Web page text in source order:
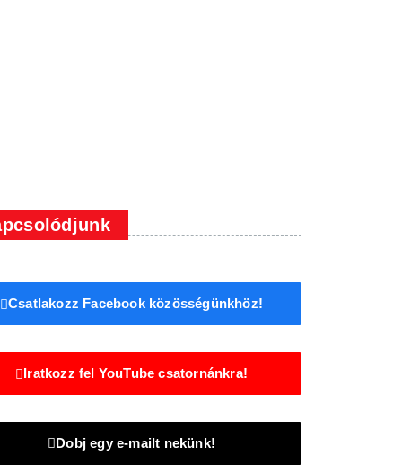
Csatlakozz Facebook közösségünkhöz!
Iratkozz fel YouTube csatornánkra!
Dobj egy e-mailt nekünk!